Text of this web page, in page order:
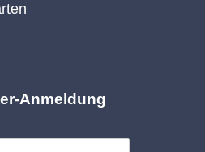
Anmeldung